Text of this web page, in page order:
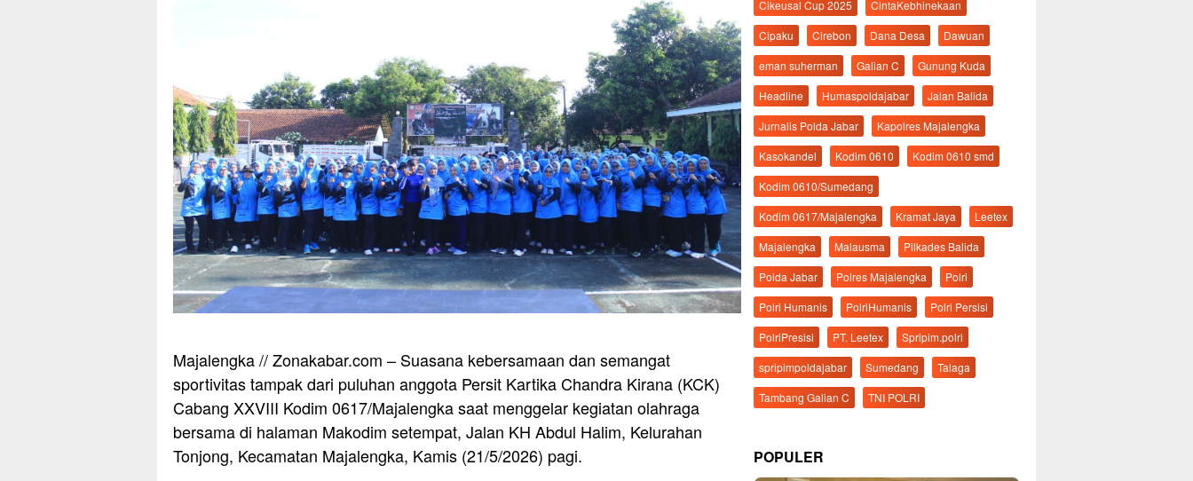
Majalengka // Zonakabar.com – Suasana kebersamaan dan semangat
sportivitas tampak dari puluhan anggota Persit Kartika Chandra Kirana (KCK)
Cabang XXVIII Kodim 0617/Majalengka saat menggelar kegiatan olahraga
bersama di halaman Makodim setempat, Jalan KH Abdul Halim, Kelurahan
Tonjong, Kecamatan Majalengka, Kamis (21/5/2026) pagi.
Cikeusal Cup 2025
CintaKebhinekaan
Cipaku
Cirebon Dana Desa
Dawuan
eman suherman
Galian C
Gunung Kuda
Headline
Humaspoldajabar
Jalan Balida
Jurnalis Polda Jabar
Kapolres Majalengka
Kasokandel
Kodim 0610
Kodim 0610 smd
Kodim 0610/Sumedang
Kodim 0617/Majalengka
Kramat Jaya
Leetex
Majalengka
Malausma
Pilkades Balida
Polda Jabar
Polres Majalengka
Polri
Polri Humanis
PolriHumanis
Polri Persisi
PolriPresisi
PT. Leetex
Spripim.polri
spripimpoldajabar
Sumedang
Talaga
Tambang Galian C
TNI POLRI
POPULER